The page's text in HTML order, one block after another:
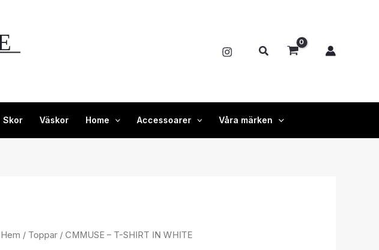
Sök
Skor Väskor Home Accessoarer Våra märken
Hem / Toppar / CMMUSE – T-SHIRT IN WHITE
CMMUSE